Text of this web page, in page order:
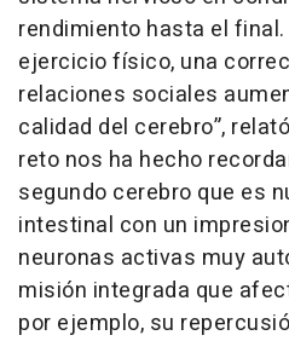
rendimiento hasta el final.
ejercicio físico, una
relaciones sociales
calidad del cerebro”,
reto nos ha hecho
segundo cerebro que es
intestinal con un
neuronas activas muy
misión integrada que
por ejemplo, su